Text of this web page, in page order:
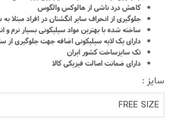
کاهش درد ناشی از هالوکس والگوس
جلوگیری از انحراف سایر انگشتان در افراد مبتلا
ساخته شده با بهترین مواد سیلیکونی بسیار نرم و
دارای یک لایه سیلیکونی اضافه جهت جلوگیری از
تک سایزساخت کشور ایران
دارای ضمانت اصالت فیزیکی کالا
سایز :
FREE SIZE